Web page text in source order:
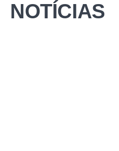
NOTÍCIAS